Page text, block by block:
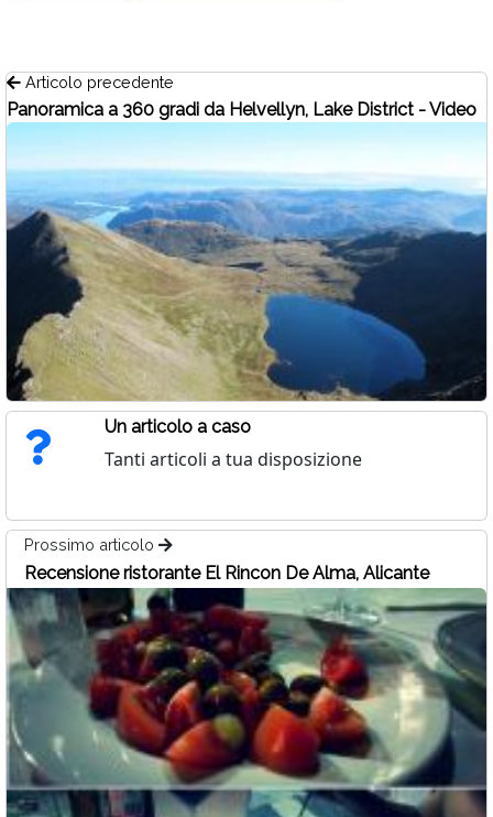
Articolo precedente
Panoramica a 360 gradi da Helvellyn, Lake District - Video
Un articolo a caso
Tanti articoli a tua disposizione
Prossimo articolo
Recensione ristorante El Rincon De Alma, Alicante